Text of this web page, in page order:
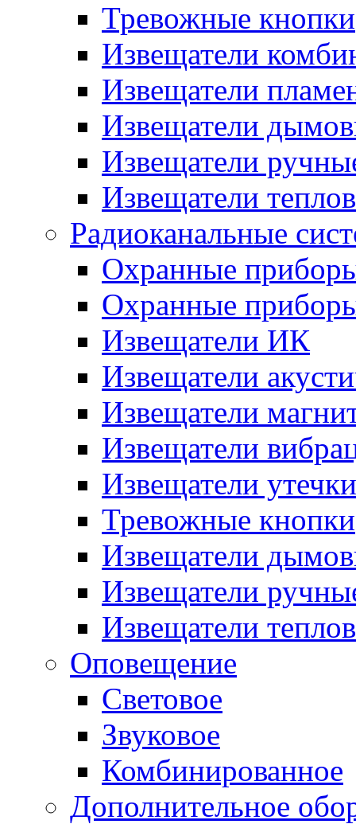
Тревожные кнопки
Извещатели
Извещатели
Извещатели
Извещатели
Извещатели
Радиоканальные
Охранные
Охранные
Извещатели ИК
Извещатели
Извещатели
Извещатели
Извещатели утечки
Тревожные кнопки
Извещатели
Извещатели
Извещатели
Оповещение
Световое
Звуковое
Комбинированное
Дополнительное